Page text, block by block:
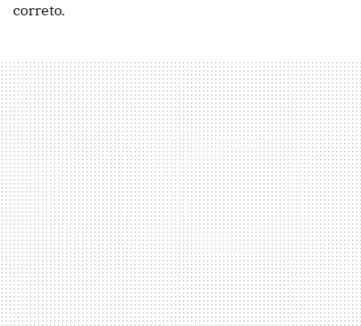
correto.